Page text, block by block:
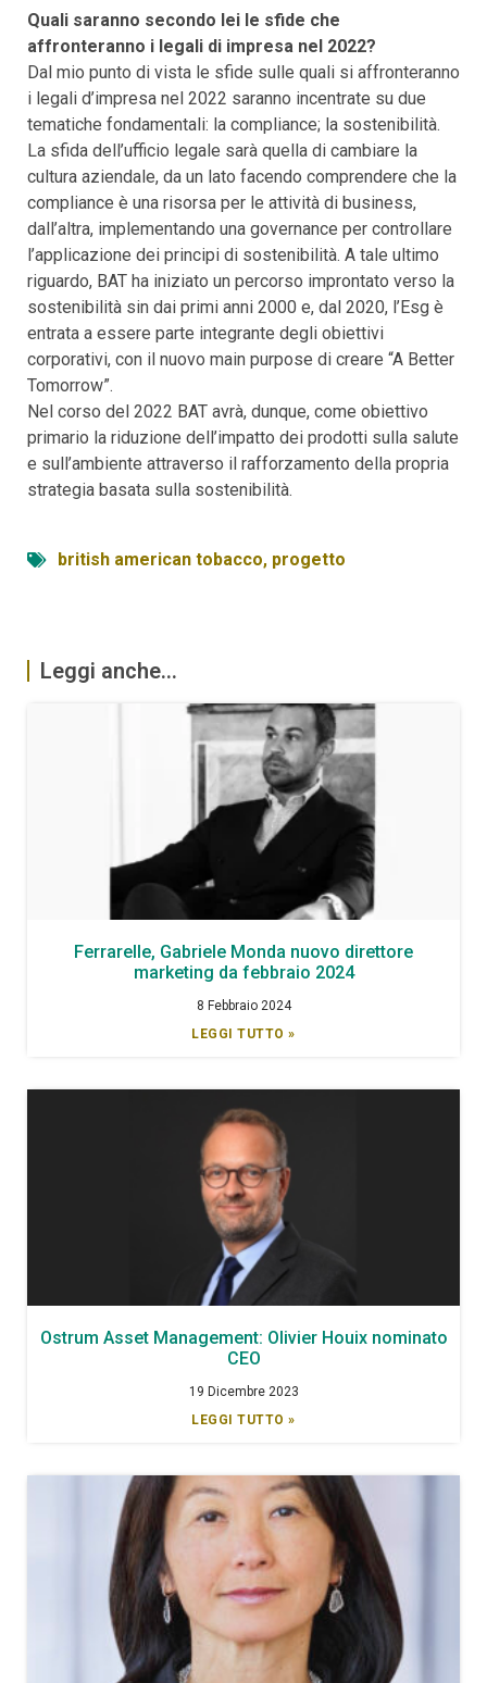
Quali saranno secondo lei le sfide che
affronteranno i legali di impresa nel 2022?
Dal mio punto di vista le sfide sulle quali si affronteranno
i legali d’impresa nel 2022 saranno incentrate su due
tematiche fondamentali: la compliance; la sostenibilità.
La sfida dell’ufficio legale sarà quella di cambiare la
cultura aziendale, da un lato facendo comprendere che la
compliance è una risorsa per le attività di business,
dall’altra, implementando una governance per controllare
l’applicazione dei principi di sostenibilità. A tale ultimo
riguardo, BAT ha iniziato un percorso improntato verso la
sostenibilità sin dai primi anni 2000 e, dal 2020, l’Esg è
entrata a essere parte integrante degli obiettivi
corporativi, con il nuovo main purpose di creare “A Better
Tomorrow”.
Nel corso del 2022 BAT avrà, dunque, come obiettivo
primario la riduzione dell’impatto dei prodotti sulla salute
e sull’ambiente attraverso il rafforzamento della propria
strategia basata sulla sostenibilità.
british american tobacco, progetto
Leggi anche...
Ferrarelle, Gabriele Monda nuovo direttore
marketing da febbraio 2024
8 Febbraio 2024
LEGGI TUTTO »
Ostrum Asset Management: Olivier Houix nominato
CEO
19 Dicembre 2023
LEGGI TUTTO »